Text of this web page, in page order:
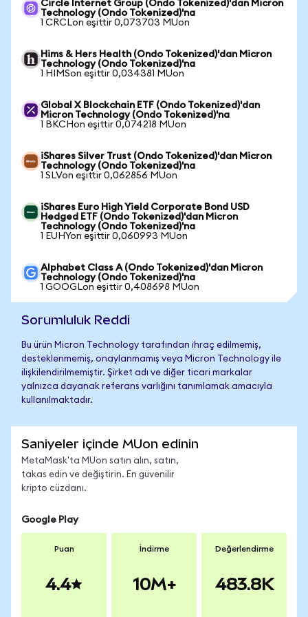
Circle Internet Group (Ondo Tokenized)'dan Micron
Technology (Ondo Tokenized)'na
1 CRCLon eşittir 0,073703 MUon
Hims & Hers Health (Ondo Tokenized)'dan Micron
Technology (Ondo Tokenized)'na
1 HIMSon eşittir 0,034381 MUon
Global X Blockchain ETF (Ondo Tokenized)'dan
Micron Technology (Ondo Tokenized)'na
1 BKCHon eşittir 0,074218 MUon
iShares Silver Trust (Ondo Tokenized)'dan Micron
Technology (Ondo Tokenized)'na
1 SLVon eşittir 0,062856 MUon
iShares Euro High Yield Corporate Bond USD
Hedged ETF (Ondo Tokenized)'dan Micron
Technology (Ondo Tokenized)'na
1 EUHYon eşittir 0,060993 MUon
Alphabet Class A (Ondo Tokenized)'dan Micron
Technology (Ondo Tokenized)'na
1 GOOGLon eşittir 0,408698 MUon
Sorumluluk Reddi
Bu ürün Micron Technology tarafından ihraç edilmemiş,
desteklenmemiş, onaylanmamış veya Micron Technology ile
ilişkilendirilmemiştir. Şirket adı ve diğer ticari markalar
yalnızca dayanak referans varlığını tanımlamak amacıyla
kullanılmaktadır.
Saniyeler içinde MUon edinin
MetaMask'ta MUon satın alın, satın,
takas edin ve değiştirin. En güvenilir
kripto cüzdanı.
Google Play
Puan
4.4
İndirme
10M+
Değerlendirme
483.8K